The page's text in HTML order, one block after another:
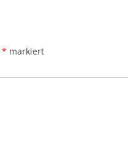
* markiert